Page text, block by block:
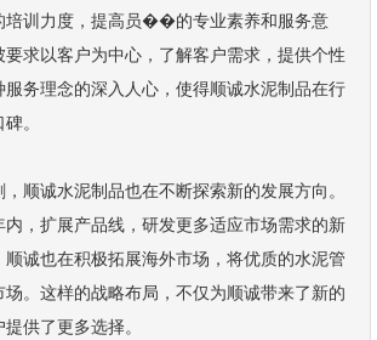
培训力度，提高员��的专业素养和服务意
求以客户为中心，了解客户需求，提供个性
务理念的深入人心，使得顺诚水泥制品在行
。
顺诚水泥制品也在不断探索新的发展方向。
，扩展产品线，研发更多适应市场需求的新
诚也在积极拓展海外市场，将优质的水泥管
场。这样的战略布局，不仅为顺诚带来了新的
供了更多选择。